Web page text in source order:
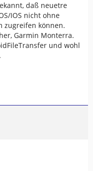
daß neuetre
IOS nicht ohne
zugreifen können.
Garmin Monterra.
und wohl